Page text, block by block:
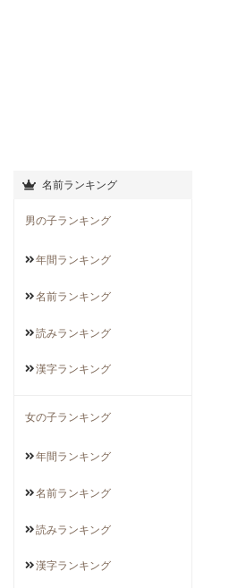
名前ランキング
男の子ランキング
年間 ランキング
名前ランキング
読みランキング
漢字ランキング
女の子ランキング
年間 ランキング
名前ランキング
読みランキング
漢字ランキング